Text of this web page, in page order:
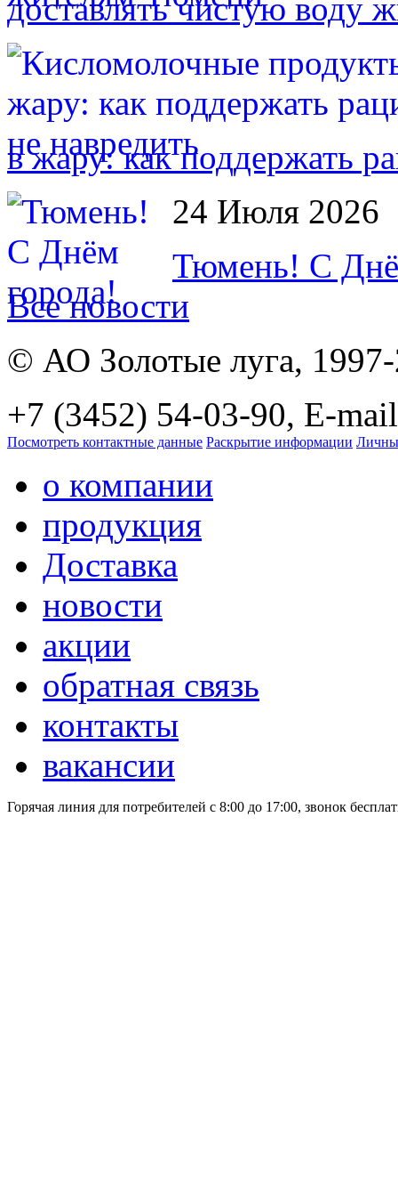
доставлять чистую воду
в жару: как поддержать
24 Июля 2026
Тюмень! С
Все новости
© АО Золотые луга,
+7 (3452) 54-03-90, E-
Посмотреть контактные данные Раскрытие информации
о компании
продукция
Доставка
новости
акции
обратная связь
контакты
вакансии
Горячая линия для потребителей с 8:00 до 17:00, звонок